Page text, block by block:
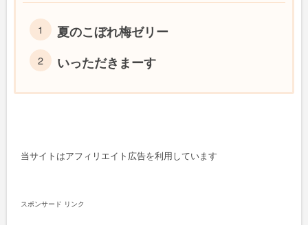
夏のこぼれ梅ゼリー
いっただきまーす
当サイトはアフィリエイト広告を利用しています
スポンサード リンク